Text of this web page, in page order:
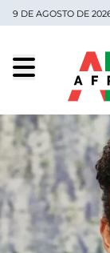
9 DE AGOSTO DE